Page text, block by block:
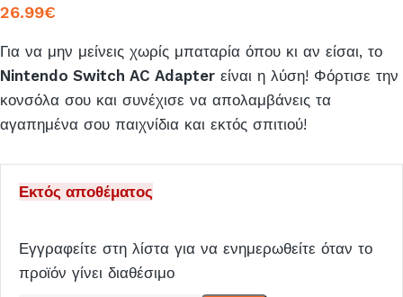
26.99€
Για να μην μείνεις χωρίς μπαταρία όπου κι αν είσαι, το
Nintendo Switch AC Adapter είναι η λύση! Φόρτισε την
κονσόλα σου και συνέχισε να απολαμβάνεις τα
αγαπημένα σου παιχνίδια και εκτός σπιτιού!
Εκτός αποθέματος
Εγγραφείτε στη λίστα για να ενημερωθείτε όταν το
προϊόν γίνει διαθέσιμο